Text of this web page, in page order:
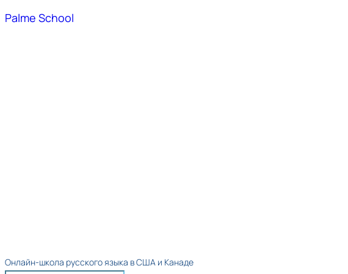
Palme School
Онлайн-школа русского языка в США и Канаде​